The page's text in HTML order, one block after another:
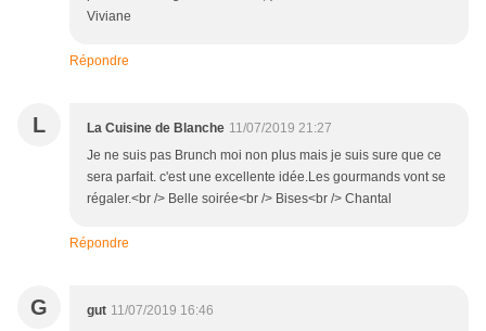
Viviane
Répondre
L La Cuisine de Blanche 11/07/2019 21:27
Je ne suis pas Brunch moi non plus mais je suis sure que ce
sera parfait. c'est une excellente idée.Les gourmands vont se
régaler.<br /> Belle soirée<br /> Bises<br /> Chantal
Répondre
G gut 11/07/2019 16:46